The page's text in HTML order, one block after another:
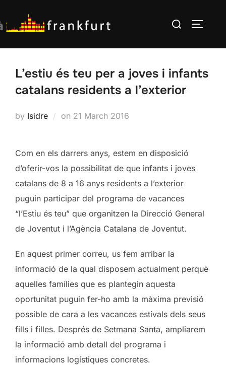
to
content
Search
L’estiu és teu per a joves i infants
catalans residents a l’exterior
by Isidre on Posted
21 March 2016
Com en els darrers anys, estem en disposició
d’oferir-vos la possibilitat de que infants i joves
catalans de 8 a 16 anys residents a l’exterior
puguin participar del programa de vacances
“l’Estiu és teu” que organitzen la Direcció General
de Joventut i l’Agència Catalana de Joventut.
En aquest primer correu, us fem arribar la
informació de la qual disposem actualment perquè
aquelles famílies que es plantegin aquesta
oportunitat puguin fer-ho amb la màxima previsió
possible de cara a les vacances estivals dels seus
fills i filles. Després de Setmana Santa, ampliarem
la informació amb detall del programa i
informacions logístiques concretes.